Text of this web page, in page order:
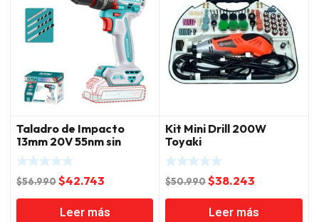
Taladro de Impacto
13mm 20V 55nm sin
Batería y Cargador
Total
$56.990El
precio
original
$42.743
precio
actual
Leer más
Kit Mini Drill 200W
Toyaki
$50.990El
precio
original
$38.243
precio
actual
Leer más